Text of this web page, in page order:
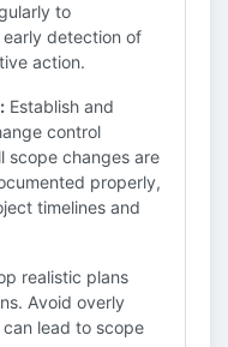
to
early detection of
action.
Establish and
control
scope changes are
properly,
timelines and
realistic plans
Avoid overly
lead to scope